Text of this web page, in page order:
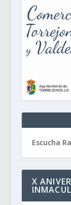
Escucha
X